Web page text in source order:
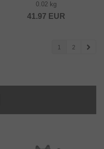
0.02 kg
41.97 EUR
1 2